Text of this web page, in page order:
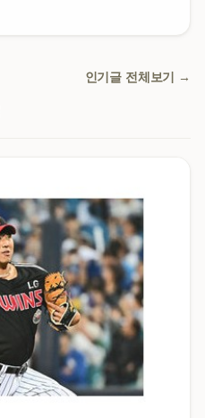
인기글 전체보기 →